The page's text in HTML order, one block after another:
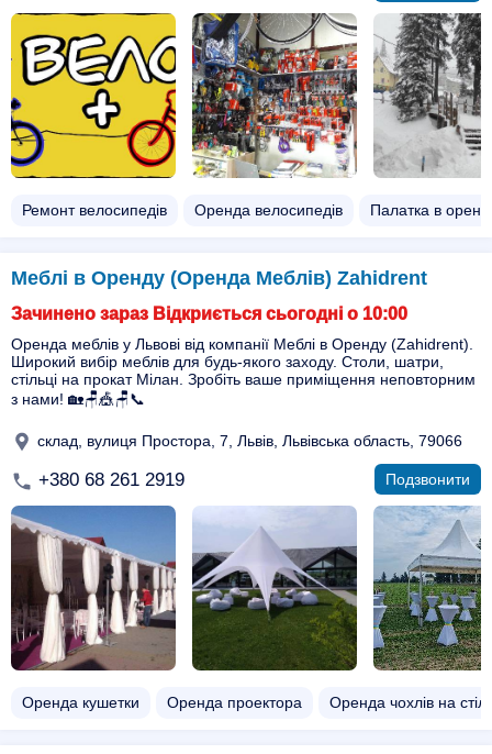
Ремонт велосипедів Оренда велосипедів Палатка в
Меблі в Оренду (Оренда Меблів) Zahidrent
Зачинено зараз Відкриється сьогодні о 10:00
Оренда меблів у Львові від компанії Меблі в Оренду (Zahidrent).
Широкий вибір меблів для будь-якого заходу. Столи, шатри,
стільці на прокат Мілан. Зробіть ваше приміщення неповторним
з нами! 🏡🪑🎪🪑📞
склад, вулиця Простора, 7, Львів, Львівська область, 79066
+380 68 261 2919 Подзвонити
Оренда кушетки Оренда проектора Оренда чохлів на